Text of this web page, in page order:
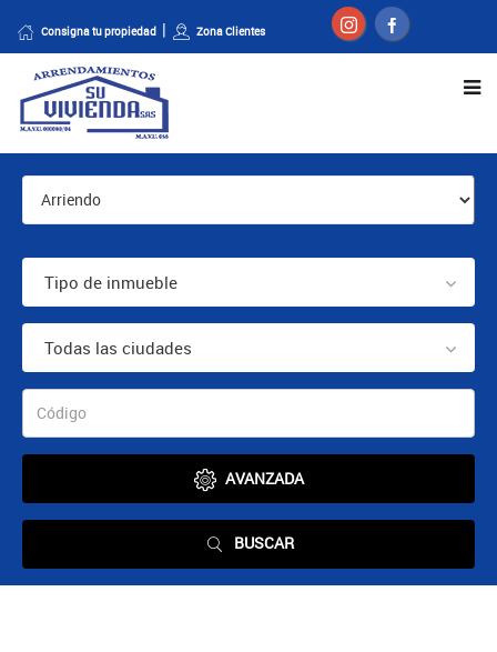
Consigna tu propiedad Zona Clientes
Tipo de inmueble
Todas las ciudades
AVANZADA
BUSCAR